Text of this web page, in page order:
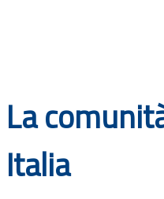
Documenti
Bandi
La
Italia